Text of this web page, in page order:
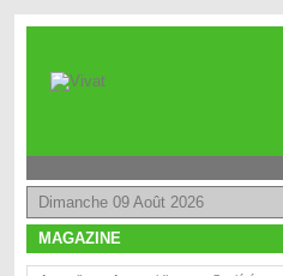
Dimanche 09 Août 2026
MAGAZINE